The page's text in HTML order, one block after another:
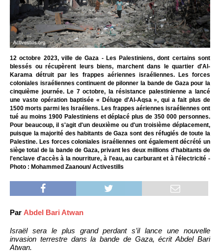
12 octobre 2023, ville de Gaza - Les Palestiniens, dont certains sont
blessés ou récupèrent leurs biens, marchent dans le quartier d'Al-
Karama détruit par les frappes aériennes israéliennes. Les forces
coloniales israéliennes continuent de pilonner la bande de Gaza pour la
cinquième journée. Le 7 octobre, la résistance palestinienne a lancé
une vaste opération baptisée « Déluge d'Al-Aqsa », qui a fait plus de
1500 morts parmi les Israéliens. Les frappes aériennes israéliennes ont
tué au moins 1900 Palestiniens et déplacé plus de 350 000 personnes.
Pour beaucoup, il s'agit d'un deuxième ou d'un troisième déplacement,
puisque la majorité des habitants de Gaza sont des réfugiés de toute la
Palestine. Les forces coloniales israéliennes ont également décrété un
siège total de la bande de Gaza, privant les deux millions d'habitants de
l'enclave d'accès à la nourriture, à l'eau, au carburant et à l'électricité -
Photo : Mohammed Zaanoun/ Activestills
Par Abdel Bari Atwan
Israël sera le plus grand perdant s’il lance une nouvelle
invasion terrestre dans la bande de Gaza, écrit Abdel Bari
Atwan.